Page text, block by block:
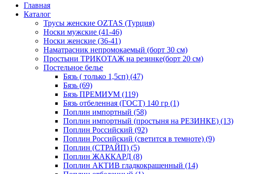
Главная
Каталог
Трусы женские OZTAS (Турция)
Носки мужские (41-46)
Носки женские (36-41)
Наматрасник непромокаемый (борт 30 см)
Простыни ТРИКОТАЖ на резинке(борт 20 см)
Постельное белье
Бязь ( только 1,5сп) (47)
Бязь (69)
Бязь ПРЕМИУМ (119)
Бязь отбеленная (ГОСТ) 140 гр (1)
Поплин импортный (58)
Поплин импортный (простыня на РЕЗИНКЕ) (13)
Поплин Российский (92)
Поплин Российский (светится в темноте) (9)
Поплин (СТРАЙП) (5)
Поплин ЖАККАРД (8)
Поплин АКТИВ гладкокрашенный (14)